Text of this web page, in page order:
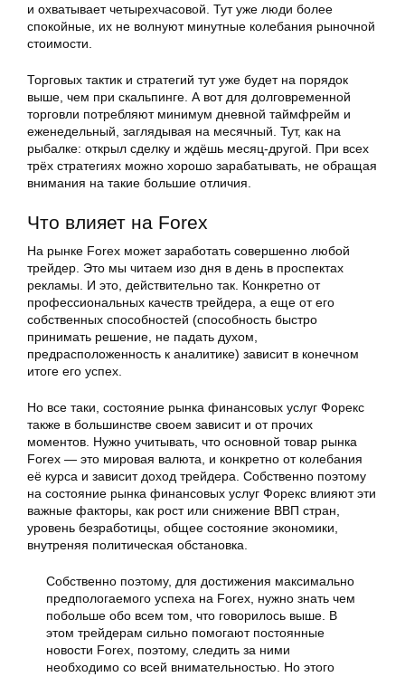
и охватывает четырехчасовой. Тут уже люди более
спокойные, их не волнуют минутные колебания рыночной
стоимости.
Торговых тактик и стратегий тут уже будет на порядок
выше, чем при скальпинге. А вот для долговременной
торговли потребляют минимум дневной таймфрейм и
еженедельный, заглядывая на месячный. Тут, как на
рыбалке: открыл сделку и ждёшь месяц-другой. При всех
трёх стратегиях можно хорошо зарабатывать, не обращая
внимания на такие большие отличия.
Что влияет на Forex
На рынке Forex может заработать совершенно любой
трейдер. Это мы читаем изо дня в день в проспектах
рекламы. И это, действительно так. Конкретно от
профессиональных качеств трейдера, а еще от его
собственных способностей (способность быстро
принимать решение, не падать духом,
предрасположенность к аналитике) зависит в конечном
итоге его успех.
Но все таки, состояние рынка финансовых услуг Форекс
также в большинстве своем зависит и от прочих
моментов. Нужно учитывать, что основной товар рынка
Forex — это мировая валюта, и конкретно от колебания
её курса и зависит доход трейдера. Собственно поэтому
на состояние рынка финансовых услуг Форекс влияют эти
важные факторы, как рост или снижение ВВП стран,
уровень безработицы, общее состояние экономики,
внутреняя политическая обстановка.
Собственно поэтому, для достижения максимально
предпологаемого успеха на Forex, нужно знать чем
побольше обо всем том, что говорилось выше. В
этом трейдерам сильно помогают постоянные
новости Forex, поэтому, следить за ними
необходимо со всей внимательностью. Но этого